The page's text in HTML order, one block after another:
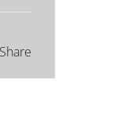
Share